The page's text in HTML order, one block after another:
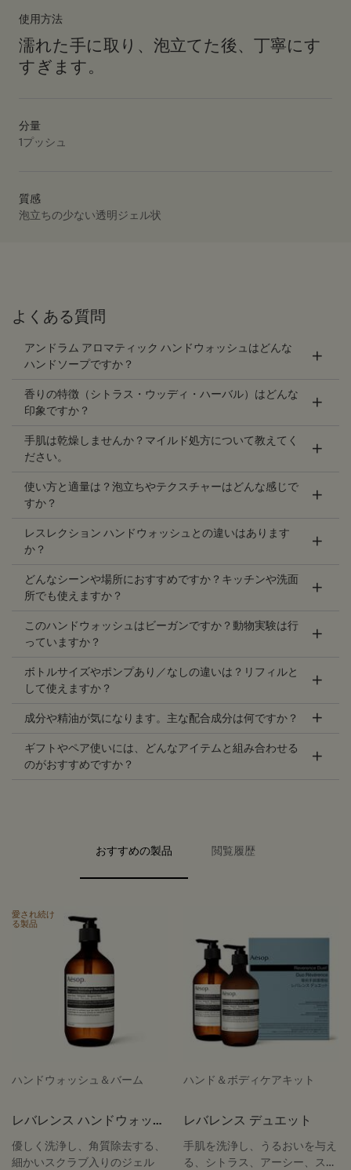
使用方法
濡れた手に取り、泡立てた後、丁寧にす
すぎます。
分量
1プッシュ
質感
泡立ちの少ない透明ジェル状
PDP Video Fullscreen Flowplayer
よくある質問
アンドラム アロマティック ハンドウォッシュはどんな
ハンドソープですか？
香りの特徴（シトラス・ウッディ・ハーバル）はどんな
印象ですか？
手肌は乾燥しませんか？マイルド処方について教えてく
ださい。
使い方と適量は？泡立ちやテクスチャーはどんな感じで
すか？
レスレクション ハンドウォッシュとの違いはあります
か？
どんなシーンや場所におすすめですか？キッチンや洗面
所でも使えますか？
このハンドウォッシュはビーガンですか？動物実験は行
っていますか？
ボトルサイズやポンプあり／なしの違いは？リフィルと
して使えますか？
成分や精油が気になります。主な配合成分は何ですか？
ギフトやペア使いには、どんなアイテムと組み合わせる
のがおすすめですか？
PDP carousel with text
PDP Video Flowplayer just on mobile
PDP Slot with tabs
おすすめの製品 閲覧履歴
愛され続け
る製品
ハンドウォッシュ＆バーム
レバレンス ハンドウォッシ
ュ
優しく洗浄し、角質除去する、
細かいスクラブ入りのジェル
ハンド＆ボディケアキット
レバレンス デュエット
手肌を洗浄し、うるおいを与え
る、シトラス、アーシー、スモ